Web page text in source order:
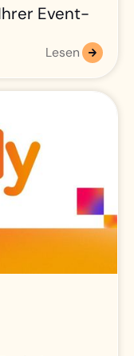
Event-
Lesen